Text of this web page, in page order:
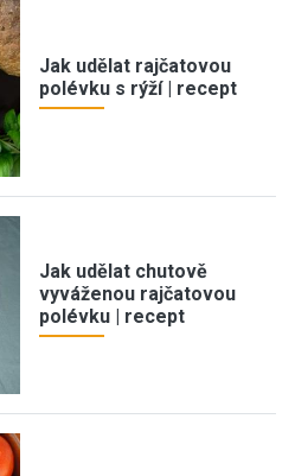
Jak udělat rajčatovou
polévku s rýží | recept
Jak udělat chutově
vyváženou rajčatovou
polévku | recept